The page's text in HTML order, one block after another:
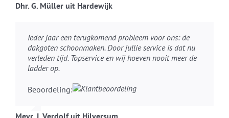
Dhr. G. Müller uit Hardewijk
Ieder jaar een terugkomend probleem voor ons: de
dakgoten schoonmaken. Door jullie service is dat nu
verleden tijd. Topservice en wij hoeven nooit meer de
ladder op.
Beoordeling: